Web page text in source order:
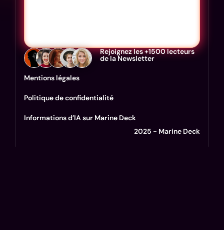
Rejoignez les +1500 lecteurs
de la Newsletter
Mentions légales
Politique de confidentialité
Informations d’IA sur Marine Deck
2025 - Marine Deck